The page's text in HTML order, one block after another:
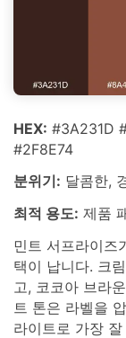
HEX: #3A231D
#2F8E74
분위기: 달콤한,
최적 용도: 제품
민트 서프라이즈
택이 납니다. 크
고, 코코아 브라
트 톤은 라벨을
라이트로 가장